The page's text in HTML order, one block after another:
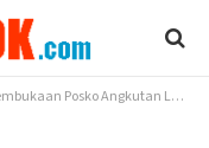
Angkutan Lebaran 2025 Kemenhub